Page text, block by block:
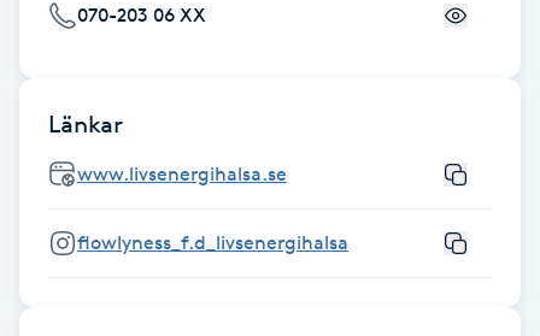
Gua Sha-massage
Hatha Yoga
Headspa
Healing
Herrklippning
070-203 06 XX
Länkar
www.livsenergihalsa.se
flowlyness_f.d_livsenergihalsa